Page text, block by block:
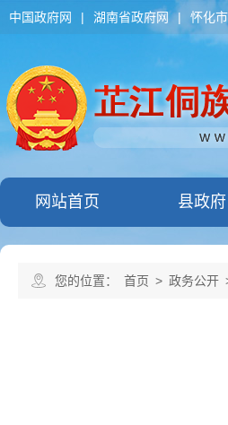
中国政府网 | 湖南省政府网 | 怀化
网站首页 县政府
您的位置： 首页 > 政务公开